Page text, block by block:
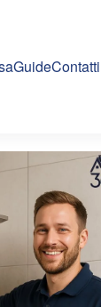
GuideContatti